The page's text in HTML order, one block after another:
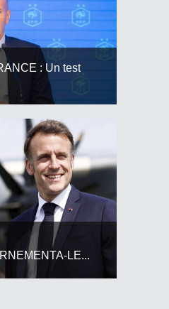
: Un test
LE...